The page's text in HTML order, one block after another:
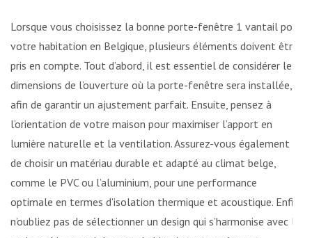
Lorsque vous choisissez la bonne porte-fenêtre 1 vantail pour
votre habitation en Belgique, plusieurs éléments doivent être
pris en compte. Tout d’abord, il est essentiel de considérer les
dimensions de l’ouverture où la porte-fenêtre sera installée,
afin de garantir un ajustement parfait. Ensuite, pensez à
l’orientation de votre maison pour maximiser l’apport en
lumière naturelle et la ventilation. Assurez-vous également
de choisir un matériau durable et adapté au climat belge,
comme le PVC ou l’aluminium, pour une performance
optimale en termes d’isolation thermique et acoustique. Enfin,
n’oubliez pas de sélectionner un design qui s’harmonise avec le